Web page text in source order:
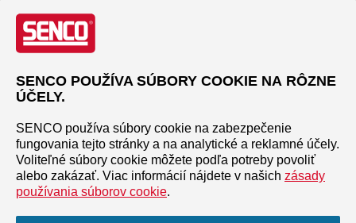
SENCO POUŽÍVA SÚBORY COOKIE NA RÔZNE
ÚČELY.
SENCO používa súbory cookie na zabezpečenie
fungovania tejto stránky a na analytické a reklamné účely.
Voliteľné súbory cookie môžete podľa potreby povoliť
alebo zakázať. Viac informácií nájdete v našich zásady
používania súborov cookie.